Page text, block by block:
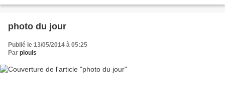
photo du jour
Publié le 13/05/2014 à 05:25
Par piouls